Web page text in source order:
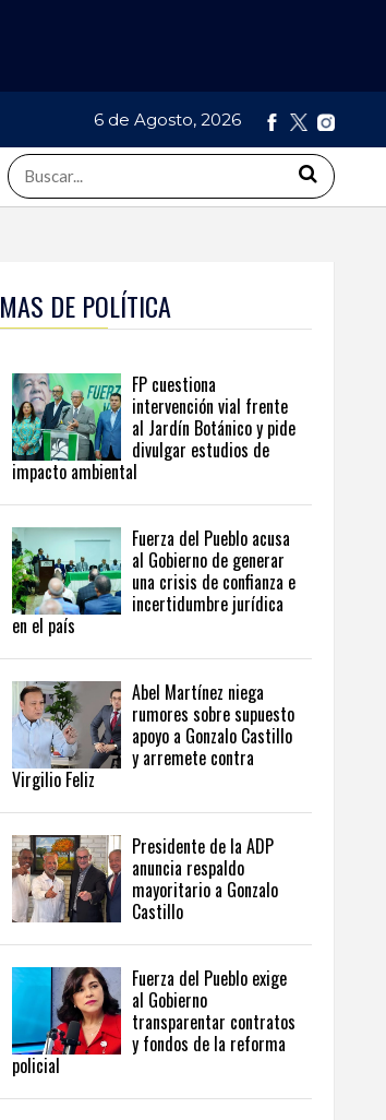
6 de Agosto, 2026
MAS DE POLÍTICA
FP cuestiona
intervención vial frente
al Jardín Botánico y pide
divulgar estudios de
impacto ambiental
Fuerza del Pueblo acusa
al Gobierno de generar
una crisis de confianza e
incertidumbre jurídica
en el país
Abel Martínez niega
rumores sobre supuesto
apoyo a Gonzalo Castillo
y arremete contra
Virgilio Feliz
Presidente de la ADP
anuncia respaldo
mayoritario a Gonzalo
Castillo
Fuerza del Pueblo exige
al Gobierno
transparentar contratos
y fondos de la reforma
policial